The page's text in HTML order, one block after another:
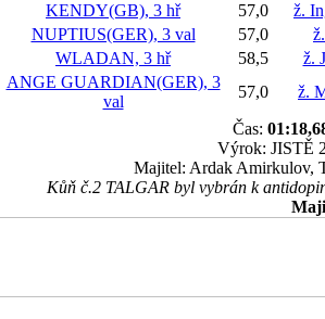
KENDY(GB), 3 hř 57,0
ž.
NUPTIUS(GER), 3 val 57,0
WLADAN, 3 hř 58,5
ž.
ANGE GUARDIAN(GER), 3
val
57,0
ž.
Čas:
Výrok: JISTĚ
Majitel: Ardak Amirkulov,
Kůň č.2 TALGAR byl vybrán k